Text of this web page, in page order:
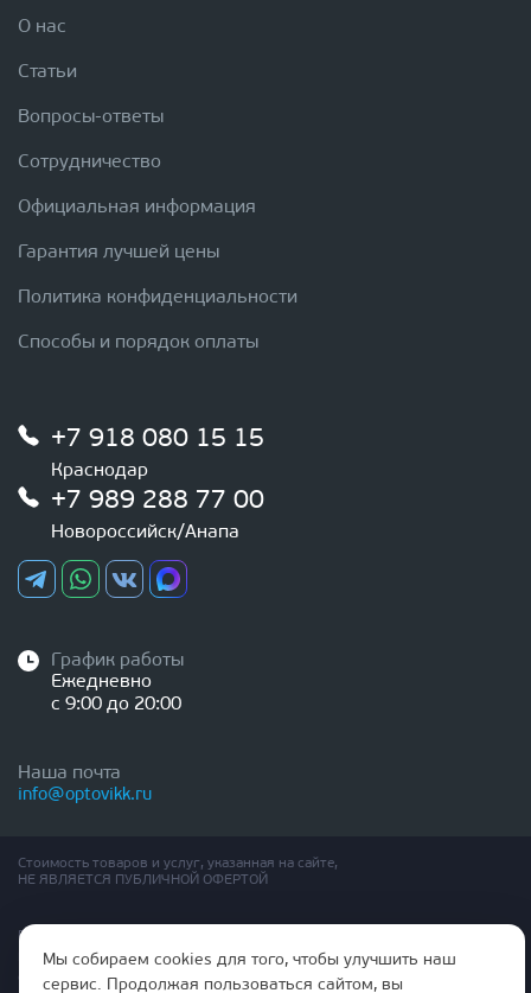
О нас
Статьи
Вопросы-ответы
Сотрудничество
Официальная информация
Гарантия лучшей цены
Политика конфиденциальности
Способы и порядок оплаты
+7 918 080 15 15
Краснодар
+7 989 288 77 00
Новороссийск/Анапа
График работы
Ежедневно
с 9:00 до 20:00
Наша почта
info@optovikk.ru
Стоимость товаров и услуг, указанная на сайте,
НЕ ЯВЛЯЕТСЯ ПУБЛИЧНОЙ ОФЕРТОЙ
Правила эксплутации входных и межкомнатных дверей
Политика обработки персональных данных
Согласие на обработку персональных данных
Мы собираем cookies для того, чтобы улучшить наш
сервис. Продолжая пользоваться сайтом, вы